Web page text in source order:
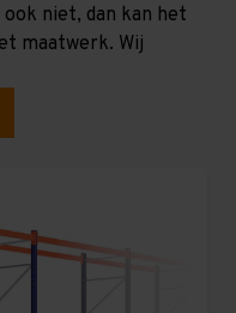
ook niet, dan kan het
maatwerk. Wij